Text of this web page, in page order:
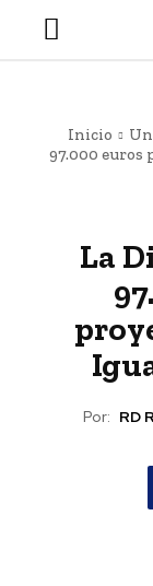
Inicio
97.000 euros
La
Por: RD